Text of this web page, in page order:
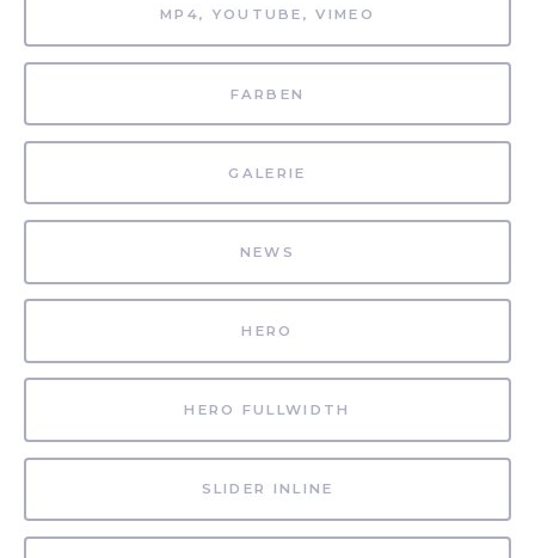
MP4, YOUTUBE, VIMEO
FARBEN
GALERIE
NEWS
HERO
HERO FULLWIDTH
SLIDER INLINE